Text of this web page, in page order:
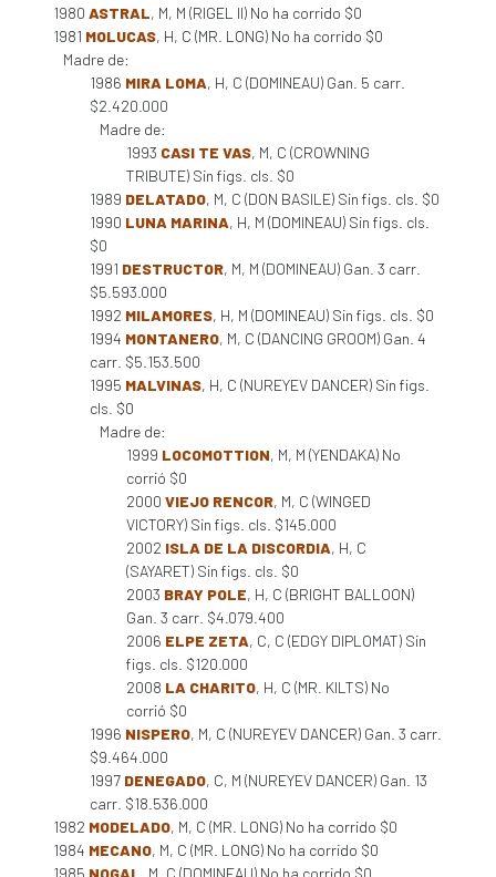
1980 ASTRAL, M, M (RIGEL II) No ha corrido $0
1981 MOLUCAS, H, C (MR. LONG) No ha corrido $0
Madre de:
1986 MIRA LOMA, H, C (DOMINEAU) Gan. 5 carr.
$2.420.000
Madre de:
1993 CASI TE VAS, M, C (CROWNING
TRIBUTE) Sin figs. cls. $0
1989 DELATADO, M, C (DON BASILE) Sin figs. cls. $0
1990 LUNA MARINA, H, M (DOMINEAU) Sin figs. cls.
$0
1991 DESTRUCTOR, M, M (DOMINEAU) Gan. 3 carr.
$5.593.000
1992 MILAMORES, H, M (DOMINEAU) Sin figs. cls. $0
1994 MONTANERO, M, C (DANCING GROOM) Gan. 4
carr. $5.153.500
1995 MALVINAS, H, C (NUREYEV DANCER) Sin figs.
cls. $0
Madre de:
1999 LOCOMOTTION, M, M (YENDAKA) No
corrió $0
2000 VIEJO RENCOR, M, C (WINGED
VICTORY) Sin figs. cls. $145.000
2002 ISLA DE LA DISCORDIA, H, C
(SAYARET) Sin figs. cls. $0
2003 BRAY POLE, H, C (BRIGHT BALLOON)
Gan. 3 carr. $4.079.400
2006 ELPE ZETA, C, C (EDGY DIPLOMAT) Sin
figs. cls. $120.000
2008 LA CHARITO, H, C (MR. KILTS) No
corrió $0
1996 NISPERO, M, C (NUREYEV DANCER) Gan. 3 carr.
$9.464.000
1997 DENEGADO, C, M (NUREYEV DANCER) Gan. 13
carr. $18.536.000
1982 MODELADO, M, C (MR. LONG) No ha corrido $0
1984 MECANO, M, C (MR. LONG) No ha corrido $0
1985 NOGAL , M, C (DOMINEAU) No ha corrido $0